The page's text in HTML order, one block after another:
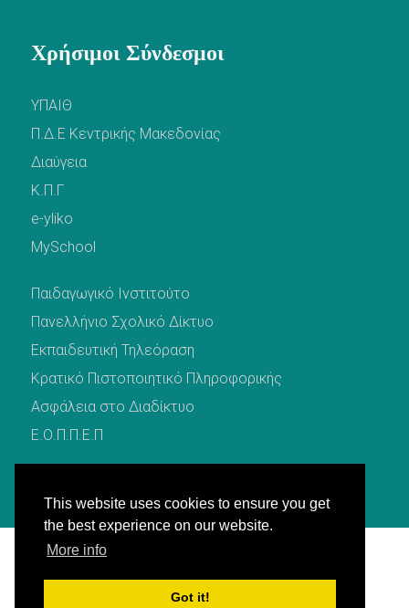
This website uses cookies to ensure you get
the best experience on our website.
More info
Got it!
Χρήσιμοι Σύνδεσμοι
ΥΠΑΙΘ
Π.Δ.Ε Κεντρικής Μακεδονίας
Διαύγεια
Κ.Π.Γ
e-yliko
MySchool
Παιδαγωγικό Ινστιτούτο
Πανελλήνιο Σχολικό Δίκτυο
Εκπαιδευτική Τηλεόραση
Κρατικό Πιστοποιητικό Πληροφορικής
Ασφάλεια στο Διαδίκτυο
Ε.Ο.Π.Π.Ε.Π
© 2021 by